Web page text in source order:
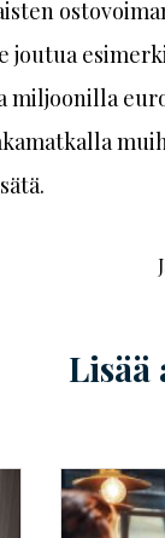
joutua
miljoonilla
Lisää